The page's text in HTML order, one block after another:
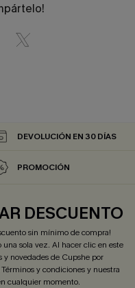
DEVOLUCIÓN EN 30 DÍAS
PROMOCIÓN
DESCUENTO
sin mínimo de compra!
sola vez. Al hacer clic en este
y novedades de Cupshe por
Términos y condicionesy nuestra
cualquier momento.